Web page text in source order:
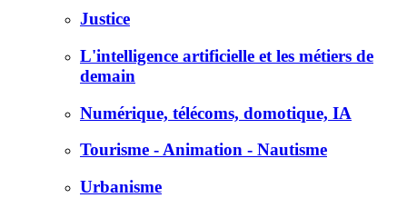
Justice
L'intelligence artificielle et les métiers de
demain
Numérique, télécoms, domotique, IA
Tourisme - Animation - Nautisme
Urbanisme